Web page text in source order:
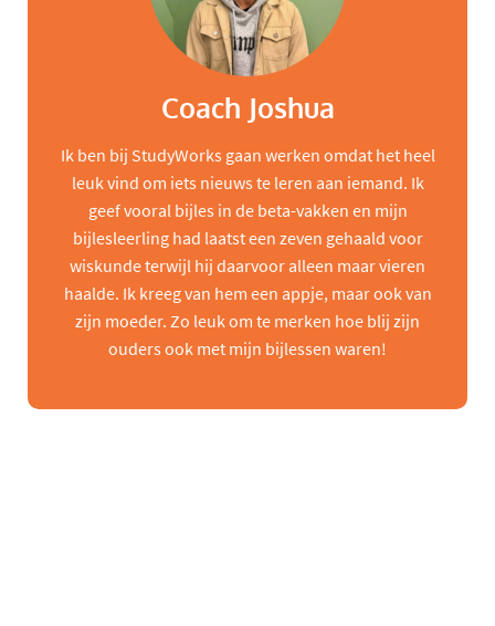
Coach Joshua
Ik ben bij StudyWorks gaan werken omdat het heel
leuk vind om iets nieuws te leren aan iemand. Ik
geef vooral bijles in de beta-vakken en mijn
bijlesleerling had laatst een zeven gehaald voor
wiskunde terwijl hij daarvoor alleen maar vieren
haalde. Ik kreeg van hem een appje, maar ook van
zijn moeder. Zo leuk om te merken hoe blij zijn
ouders ook met mijn bijlessen waren!